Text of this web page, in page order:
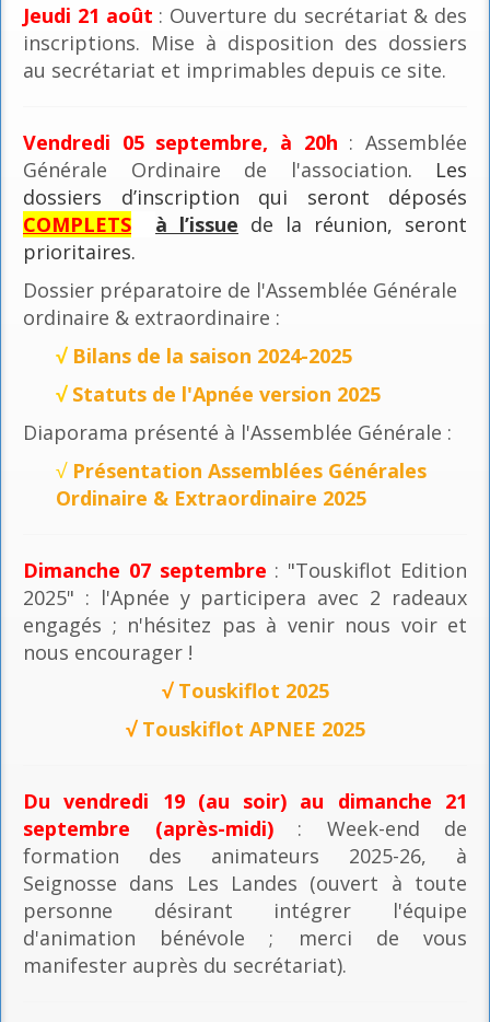
Jeudi 21 août : Ouverture du secrétariat & des
inscriptions. Mise à disposition des dossiers
au secrétariat et imprimables depuis ce site.
Vendredi 05 septembre, à 20h : Assemblée
Générale Ordinaire de l'association. Les
dossiers d’inscription qui seront déposés
COMPLETS
à l’issue de la réunion, seront
prioritaires.
Dossier préparatoire de l'Assemblée Générale
ordinaire & extraordinaire :
√ Bilans de la saison 2024-2025
√ Statuts de l'Apnée version 2025
Diaporama présenté à l'Assemblée Générale :
√ Présentation Assemblées Générales
Ordinaire & Extraordinaire 2025
Dimanche 07 septembre : "Touskiflot Edition
2025" : l'Apnée y participera avec 2 radeaux
engagés ; n'hésitez pas à venir nous voir et
nous encourager !
√ Touskiflot 2025
√ Touskiflot APNEE 2025
Du vendredi 19 (au soir) au dimanche 21
septembre (après-midi): Week-end de
formation des animateurs 2025-26, à
Seignosse dans Les Landes (ouvert à toute
personne désirant intégrer l'équipe
d'animation bénévole ; merci de vous
manifester auprès du secrétariat).